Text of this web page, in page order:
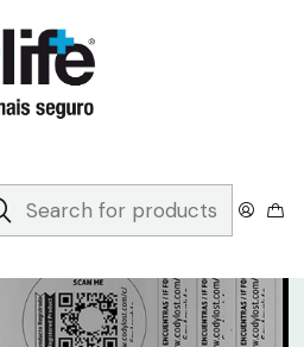
ACEDER
DADOS ATRAVÉS DE UM QR CODE
Saber mais